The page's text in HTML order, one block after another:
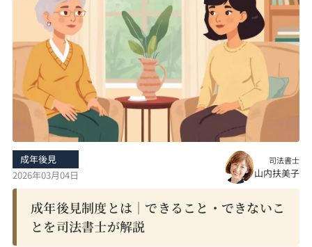
成年後見
2026年03月04日
司法書士
山内扶美子
成年後見制度とは｜できること・できないこ
とを司法書士が解説